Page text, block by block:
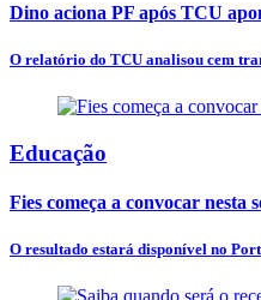
Dino aciona PF após TCU
O relatório do TCU analisou cem
Educação
Fies começa a convocar nesta
O resultado estará disponível no